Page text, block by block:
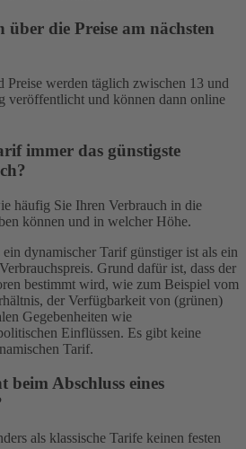
die Preise am nächsten
werden täglich zwischen 13 und
veröffentlicht und können dann online
immer das günstigste
häufig Sie Ihren Verbrauch in die
können und in welcher Höhe.
dynamischer Tarif günstiger ist als ein
Grund dafür ist, dass der
bestimmt wird, wie zum Beispiel vom
der Verfügbarkeit von (grünen)
Gegebenheiten wie
Einflüssen. Es gibt keine
Tarif.
beim Abschluss eines
als klassische Tarife keinen festen